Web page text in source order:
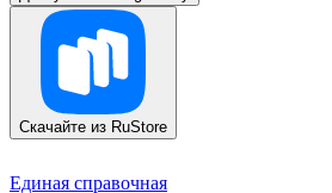
Скачайте из RuStore
Единая справочная